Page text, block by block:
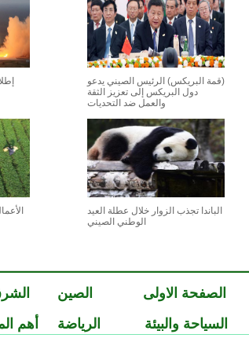
(قمة البريكس) الرئيس الصيني يدعو
دول البريكس إلى تعزيز الثقة
والعمل ضد التحديات
الباندا تجذب الزوار خلال عطلة العيد
الوطني الصيني
الصفحة الاولى الصين
السياحة والبيئة
الرياضة أهم